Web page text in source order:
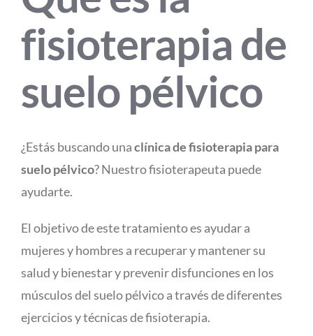
fisioterapia de
suelo pélvico
¿Estás buscando unaclínica de fisioterapia para
suelo pélvico? Nuestro fisioterapeuta puede
ayudarte.
El objetivo de este tratamiento es ayudar a
mujeres y hombres a recuperar y mantener su
salud y bienestar y prevenir disfunciones en los
músculos del suelo pélvico a través de diferentes
ejercicios y técnicas de fisioterapia.